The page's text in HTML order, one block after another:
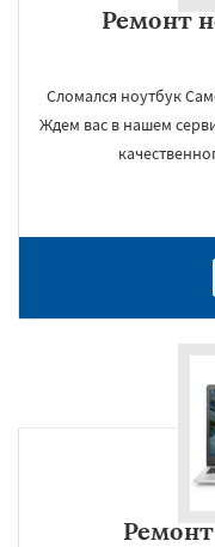
Ремонт
Сломался ноутбук
Ждем вас в нашем